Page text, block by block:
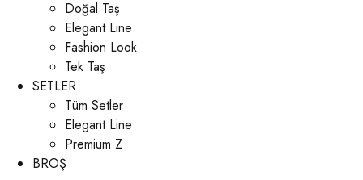
Doğal Taş
Elegant Line
Fashion Look
Tek Taş
SETLER
Tüm Setler
Elegant Line
Premium Z
BROŞ